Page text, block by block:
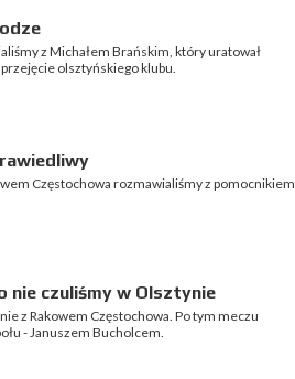
z Michałem Brańskim, który uratował
olsztyńskiego klubu.
Częstochowa rozmawialiśmy z pomocnikiem
nie czuliśmy w Olsztynie
z Rakowem Częstochowa. Po tym meczu
- Januszem Bucholcem.